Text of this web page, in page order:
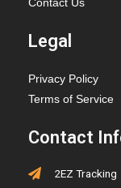
Contact Us
Legal
Privacy Policy
Terms of Service
Contact
2EZ Tracking